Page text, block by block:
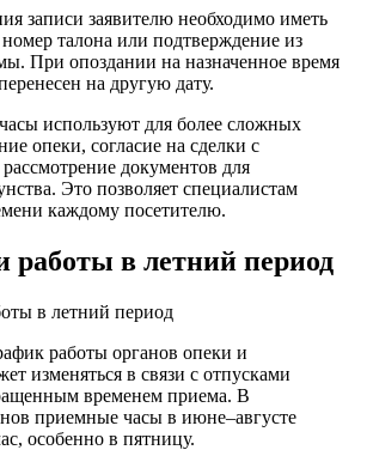
используют для более сложных
опеки, согласие на сделки с
документов для
Это позволяет специалистам
каждому посетителю.
работы в летний период
работы органов опеки и
изменяться в связи с отпусками
временем приема. В
приемные часы в июне–августе
особенно в пятницу.